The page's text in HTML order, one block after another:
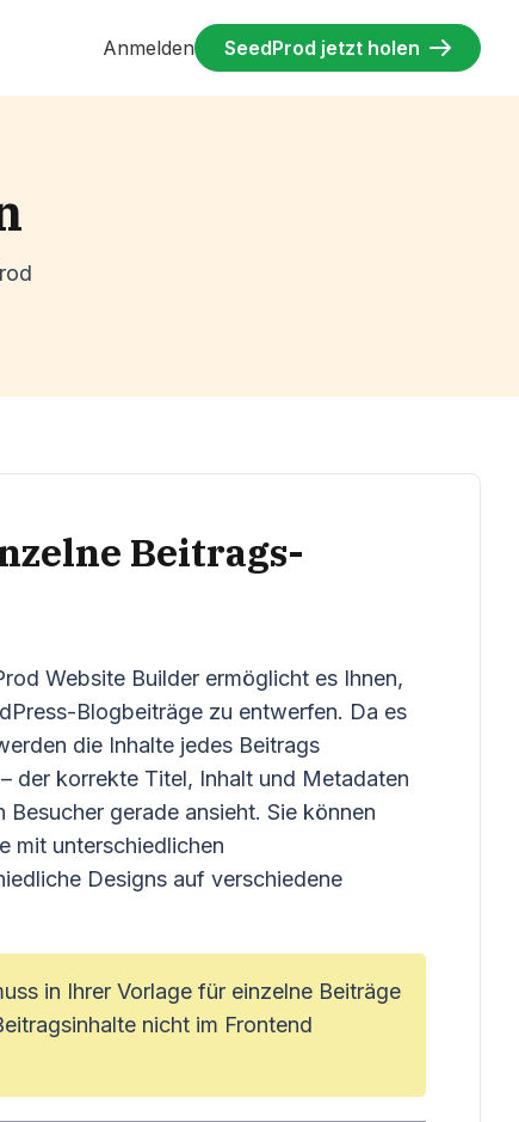
Anmelden SeedProd jetzt holen
Beitrags-
Website Builder ermöglicht es Ihnen,
Blogbeiträge zu entwerfen. Da es
die Inhalte jedes Beitrags
der korrekte Titel, Inhalt und Metadaten
gerade ansieht. Sie können
mit unterschiedlichen
Designs auf verschiedene
in Ihrer Vorlage für einzelne Beiträge
nicht im Frontend